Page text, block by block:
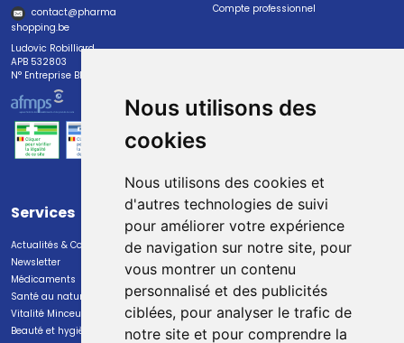
Nous utilisons des
cookies
Nous utilisons des cookies et
d'autres technologies de suivi
pour améliorer votre expérience
de navigation sur notre site, pour
vous montrer un contenu
personnalisé et des publicités
ciblées, pour analyser le trafic de
notre site et pour comprendre la
contact@pharma
shopping.be
Ludovic Robilliard
APB 532803
N° Entreprise BE0447.382.113
Compte professionnel
Services
Actualités & Conseils
Newsletter
Médicaments
Santé au naturel
Vitalité Minceur Nutrition
Beauté et hygiène
Paiement
Paiement sécurisé